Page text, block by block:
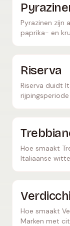
Pyrazinen zijn
paprika- en
Riserva
Riserva duidt
Hoe smaakt
Italiaanse
Hoe smaakt
Marken met